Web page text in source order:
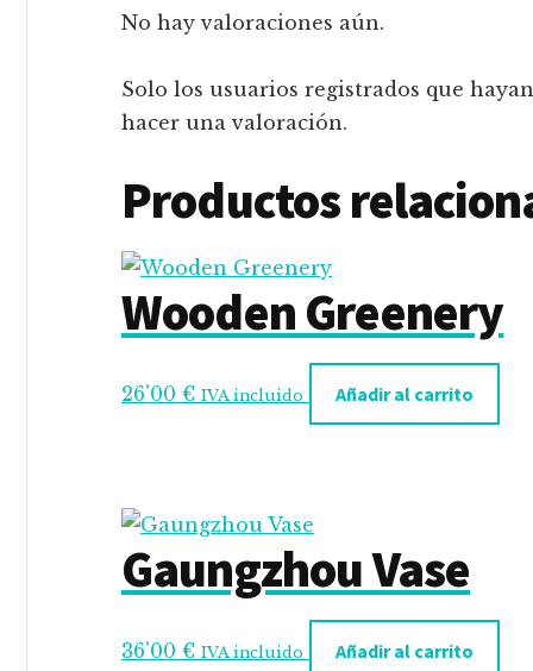
No hay valoraciones aún.
Solo los usuarios registrados que
hacer una valoración.
Productos
Wooden Greenery
26'00 € IVA incluido Añadir al carrito
Gaungzhou Vase
36'00 € IVA incluido Añadir al carrito